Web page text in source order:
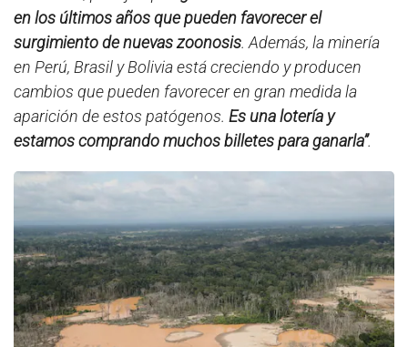
en los últimos años que pueden favorecer el
surgimiento de nuevas zoonosis. Además, la minería
en Perú, Brasil y Bolivia está creciendo y producen
cambios que pueden favorecer en gran medida la
aparición de estos patógenos. Es una lotería y
estamos comprando muchos billetes para ganarla”.